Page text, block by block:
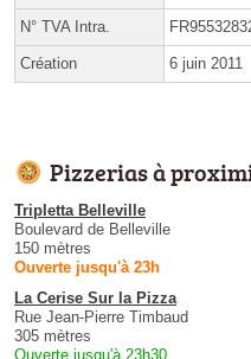
N° TVA Intra.
Création 6 juin 2011
Pizzerias à
Tripletta Belleville
Boulevard de Belleville
150 mètres
Ouverte jusqu'à 23h
La Cerise Sur la Pizza
Rue Jean-Pierre Timbaud
305 mètres
Ouverte jusqu'à 23h30